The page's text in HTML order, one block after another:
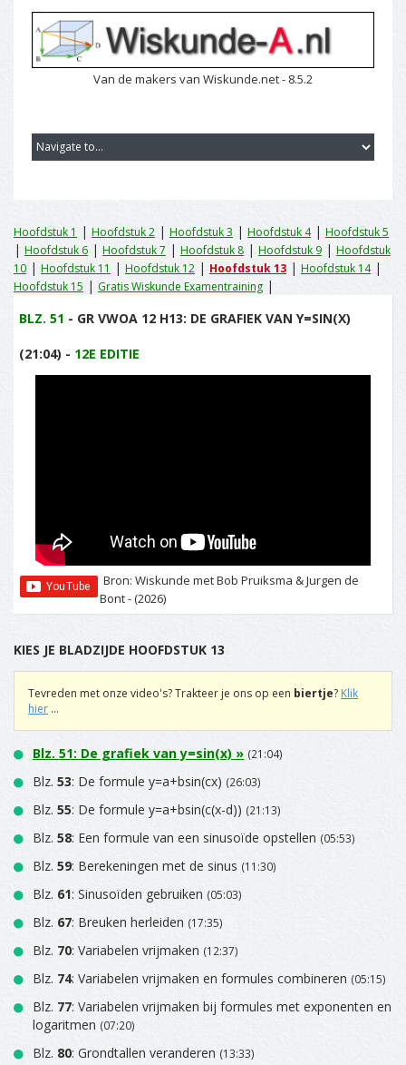
Van de makers van Wiskunde.net - 8.5.2
Hoofdstuk 1 | Hoofdstuk 2 | Hoofdstuk 3 | Hoofdstuk 4| Hoofdstuk 5
| Hoofdstuk 6 | Hoofdstuk 7 | Hoofdstuk 8 | Hoofdstuk 9 | Hoofdstuk
10 | Hoofdstuk 11 | Hoofdstuk 12 | Hoofdstuk 13 | Hoofdstuk 14|
Hoofdstuk 15 | Gratis Wiskunde Examentraining |
BLZ. 51 - GR VWOA 12 H13: DE GRAFIEK VAN Y=SIN(X)
(21:04) - 12E EDITIE
Bron: Wiskunde met Bob Pruiksma & Jurgen de
Bont - (2026)
KIES JE BLADZIJDE HOOFDSTUK 13
Tevreden met onze video's? Trakteer je ons op een biertje? Klik
hier ...
Blz. 51: De grafiek van y=sin(x) » (21:04)
Blz. 53: De formule y=a+bsin(cx) (26:03)
Blz. 55: De formule y=a+bsin(c(x-d)) (21:13)
Blz. 58: Een formule van een sinusoïde opstellen (05:53)
Blz. 59: Berekeningen met de sinus (11:30)
Blz. 61: Sinusoïden gebruiken (05:03)
Blz. 67: Breuken herleiden (17:35)
Blz. 70: Variabelen vrijmaken (12:37)
Blz. 74: Variabelen vrijmaken en formules combineren (05:15)
Blz. 77: Variabelen vrijmaken bij formules met exponenten en
logaritmen (07:20)
Blz. 80: Grondtallen veranderen (13:33)